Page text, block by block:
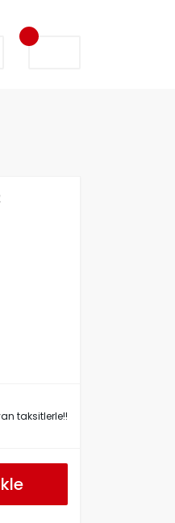
taksitlerle!!